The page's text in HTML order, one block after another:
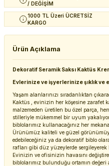
/ DEĞİŞİM
1000 TL Üzeri ÜCRETSİZ
KARGO
Ürün Açıklama
Dekoratif Seramik Saksı Kaktüs
Evlerinize ve işyerlerinize şıklık
Yaşam alanlarınızı sıradanlıktan
Kaktüs , evinizin her köşesine zarafet
malzemeden üretilen bu özel parça,
stilleriyle mükemmel bir uyum
biblolarımız kullanacağınız her
Ürünümüz kaliteli ve güzel
edebileceğiniz ya da dekoratif biblo
rafları gibi düz yüzeylerde
Evinizin ve ofisinizin havasını
biblolarımız bulunduğu ortamın